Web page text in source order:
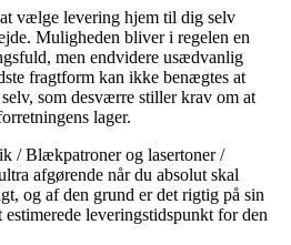
vælge levering hjem til dig selv
Muligheden bliver i regelen en
men endvidere usædvanlig
fragtform kan ikke benægtes at
som desværre stiller krav om at
lager.
/ Blækpatroner og lasertoner /
afgørende når du absolut skal
og af den grund er det rigtig på sin
leveringstidspunkt for den